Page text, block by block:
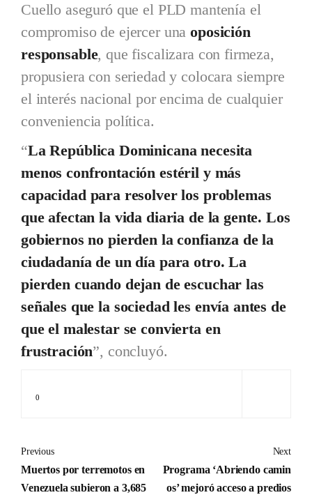
Cuello aseguró que el PLD mantenía el
compromiso de ejercer unaoposición
responsable, que fiscalizara con firmeza,
propusiera con seriedad y colocara siempre
el interés nacional por encima de cualquier
conveniencia política.
“La República Dominicana necesita
menos confrontación estéril y más
capacidad para resolver los problemas
que afectan la vida diaria de la gente. Los
gobiernos no pierden la confianza de la
ciudadanía de un día para otro. La
pierden cuando dejan de escuchar las
señales que la sociedad les envía antes de
que el malestar se convierta en
frustración”, concluyó.
0
Previous
Muertos por terremotos en
Venezuela subieron a 3,685
Next
Programa ‘Abriendo camin
os’ mejoró acceso a predios